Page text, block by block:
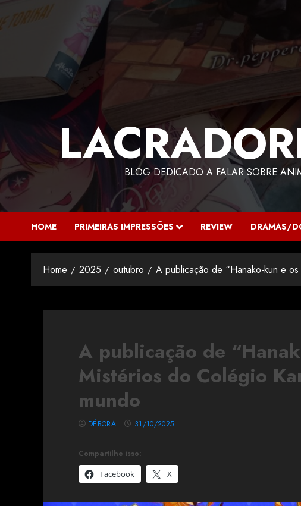
BLOG DEDICADO A FALAR SOBRE
HOME PRIMEIRAS IMPRESSÕES REVIEW DRAMAS/
Home 2025 outubro A publicação de “Hanako-kun e
A publicação de
Mistérios do Colégio
mundo
Compartilhe isso:
Facebook
X
DÉBORA 31/10/2025